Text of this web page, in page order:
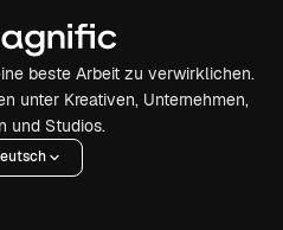
beste Arbeit zu verwirklichen.
unter Kreativen, Unternehmen,
und Studios.